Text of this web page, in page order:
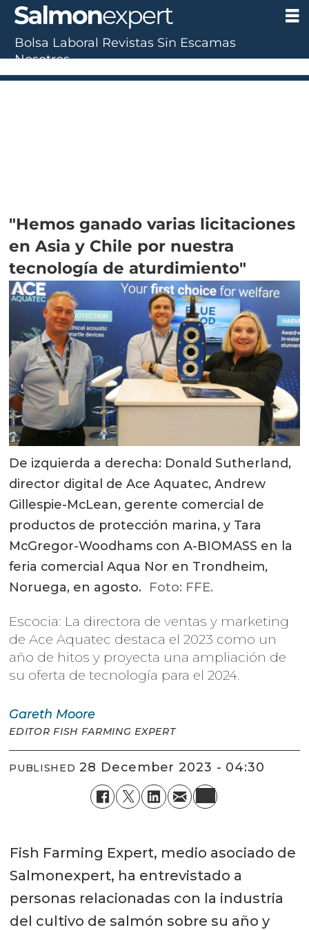
"Hemos ganado varias licitaciones
en Asia y Chile por nuestra
tecnología de aturdimiento"
De izquierda a derecha: Donald Sutherland,
director digital de Ace Aquatec, Andrew
Gillespie-McLean, gerente comercial de
productos de protección marina, y Tara
McGregor-Woodhams con A-BIOMASS en la
feria comercial Aqua Nor en Trondheim,
Noruega, en agosto. Foto: FFE.
Escocia: La directora de ventas y marketing
de Ace Aquatec destaca el 2023 como un
año de hitos y proyecta una ampliación de
su oferta de tecnología para el 2024.
Gareth Moore
EDITOR FISH FARMING EXPERT
PUBLISHED 28 December 2023 - 04:30
Fish Farming Expert, medio asociado de
Salmonexpert, ha entrevistado a
personas relacionadas con la industria
del cultivo de salmón sobre su año y
Bolsa Laboral Revistas Sin Escamas
Nosotros